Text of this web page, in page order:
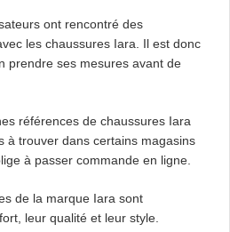
ont rencontré des
les chaussures Iara. Il est donc
prendre ses mesures avant de
références de chaussures Iara
à trouver dans certains magasins
à passer commande en ligne.
de la marque Iara sont
leur qualité et leur style.